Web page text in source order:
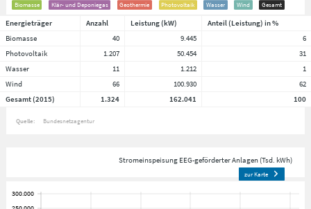
Biomasse Klär- und Deponiegas Geothermie Photovoltaik Wasser Wind Gesamt
Energieträger Anzahl Leistung (kW)
Anteil (Leistung) in %
Biomasse
40 9.445
6
Photovoltaik
1.207 50.454
31
Wasser
11 1.212
1
Wind
66 100.930
62
Gesamt (2015)
1.324 162.041 100
Quelle: Bundesnetzagentur
Stromeinspeisung EEG-geförderter Anlagen (Tsd. kWh)
zur Karte